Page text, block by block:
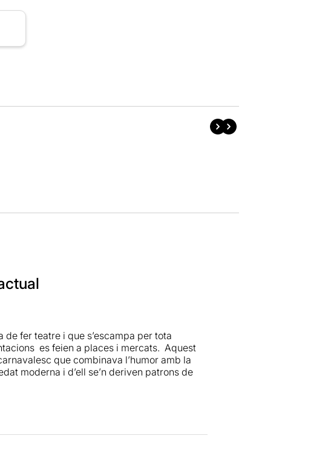
de fer teatre i que s’escampa per tota
es feien a places i mercats. Aquest
que combinava l’humor amb la
moderna i d’ell se’n deriven patrons de
parlen directament al públic,